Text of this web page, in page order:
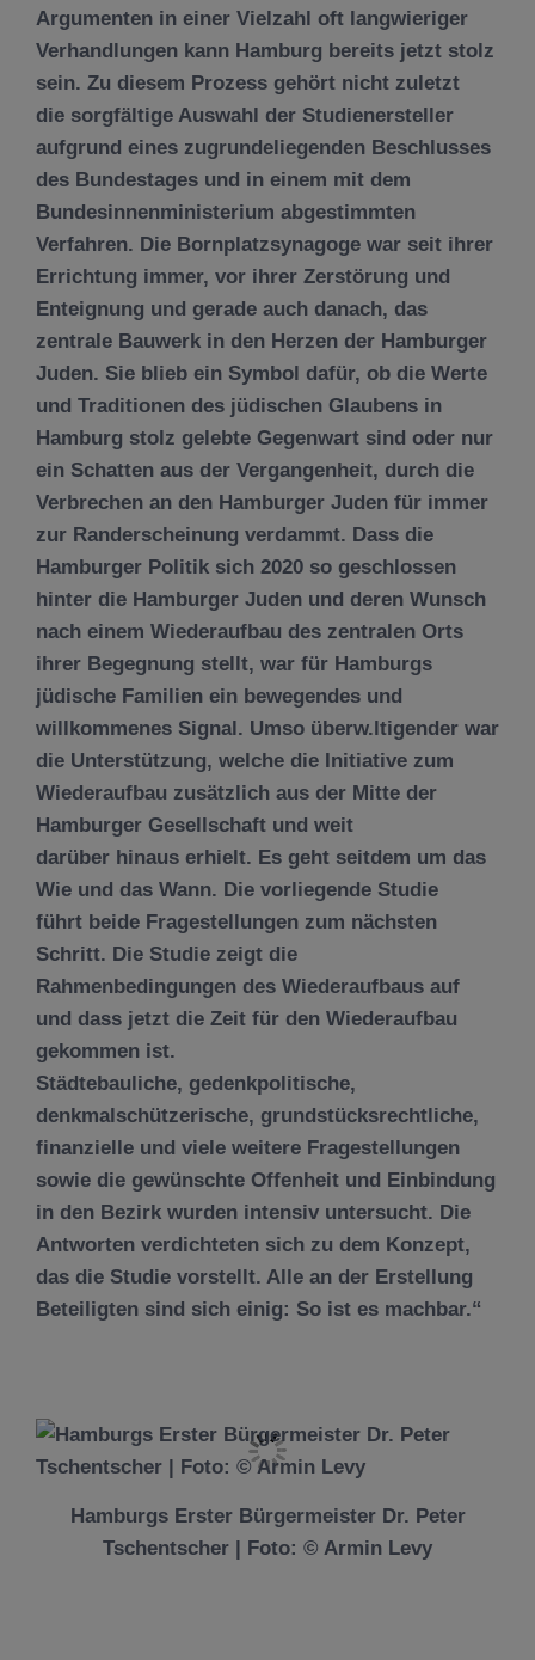
Argumenten in einer Vielzahl oft langwieriger
Verhandlungen kann Hamburg bereits jetzt stolz
sein. Zu diesem Prozess gehört nicht zuletzt
die sorgfältige Auswahl der Studienersteller
aufgrund eines zugrundeliegenden Beschlusses
des Bundestages und in einem mit dem
Bundesinnenministerium abgestimmten
Verfahren. Die Bornplatzsynagoge war seit ihrer
Errichtung immer, vor ihrer Zerstörung und
Enteignung und gerade auch danach, das
zentrale Bauwerk in den Herzen der Hamburger
Juden. Sie blieb ein Symbol dafür, ob die Werte
und Traditionen des jüdischen Glaubens in
Hamburg stolz gelebte Gegenwart sind oder nur
ein Schatten aus der Vergangenheit, durch die
Verbrechen an den Hamburger Juden für immer
zur Randerscheinung verdammt. Dass die
Hamburger Politik sich 2020 so geschlossen
hinter die Hamburger Juden und deren Wunsch
nach einem Wiederaufbau des zentralen Orts
ihrer Begegnung stellt, war für Hamburgs
jüdische Familien ein bewegendes und
willkommenes Signal. Umso überw.ltigender war
die Unterstützung, welche die Initiative zum
Wiederaufbau zusätzlich aus der Mitte der
Hamburger Gesellschaft und weit
darüber hinaus erhielt. Es geht seitdem um das
Wie und das Wann. Die vorliegende Studie
führt beide Fragestellungen zum nächsten
Schritt. Die Studie zeigt die
Rahmenbedingungen des Wiederaufbaus auf
und dass jetzt die Zeit für den Wiederaufbau
gekommen ist.
Städtebauliche, gedenkpolitische,
denkmalschützerische, grundstücksrechtliche,
finanzielle und viele weitere Fragestellungen
sowie die gewünschte Offenheit und Einbindung
in den Bezirk wurden intensiv untersucht. Die
Antworten verdichteten sich zu dem Konzept,
das die Studie vorstellt. Alle an der Erstellung
Beteiligten sind sich einig: So ist es machbar.“
Hamburgs Erster Bürgermeister Dr. Peter
Tschentscher | Foto: © Armin Levy